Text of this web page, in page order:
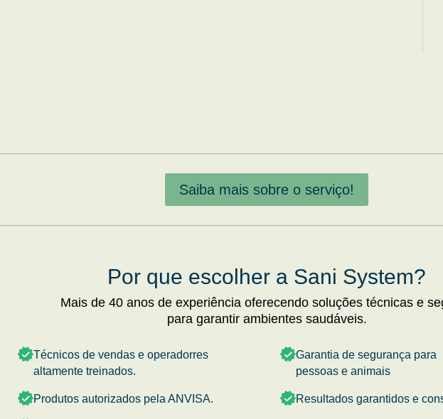
Saiba mais sobre o serviço!
Por que escolher a Sani System?
Mais de 40 anos de experiência oferecendo soluções técnicas e
para garantir ambientes saudáveis.
Técnicos de vendas e operadorres
altamente treinados.
Produtos autorizados pela ANVISA.
Garantia de segurança para
pessoas e animais
Resultados garantidos e